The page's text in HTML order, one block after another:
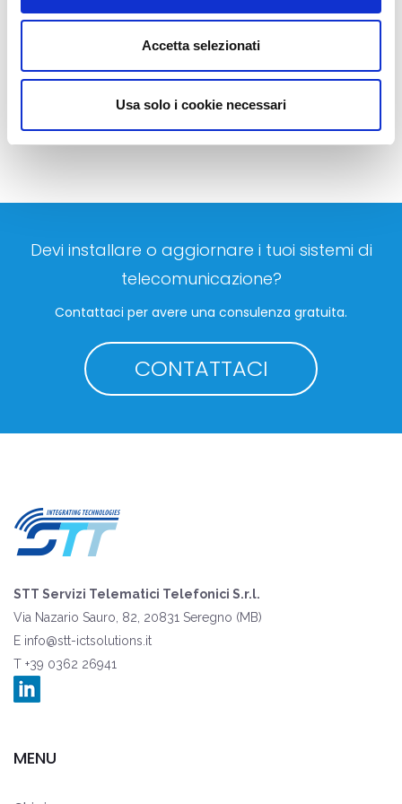
Accetta selezionati
Usa solo i cookie necessari
Devi installare o aggiornare i tuoi sistemi di
telecomunicazione?
Contattaci per avere una consulenza gratuita.
CONTATTACI
STT Servizi Telematici Telefonici S.r.l.
Via Nazario Sauro, 82, 20831 Seregno (MB)
E info@stt-ictsolutions.it
T +39 0362 26941
MENU